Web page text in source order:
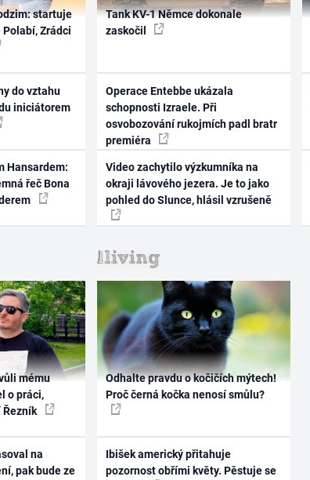
startuje
Zrádci
do vztahu
iniciátorem
Hansardem:
řeč Bona
Tank KV-1 Němce dokonale
zaskočil
Operace Entebbe ukázala
schopnosti Izraele. Při
osvobozování rukojmích padl bratr
premiéra
Video zachytilo výzkumníka na
okraji lávového jezera. Je to jako
pohled do Slunce, hlásil vzrušeně
mému
o práci,
Řezník
na
pak bude ze
Odhalte pravdu o kočičích mýtech!
Proč černá kočka nenosí smůlu?
Ibišek americký přitahuje
pozornost obřími květy. Pěstuje se